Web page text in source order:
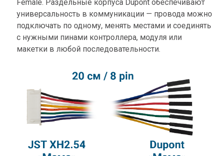
Female. Раздельные корпуса Dupont обеспечивают
универсальность в коммуникации — провода можно
подключать по одному, менять местами и соединять
с нужными пинами контроллера, модуля или
макетки в любой последовательности.